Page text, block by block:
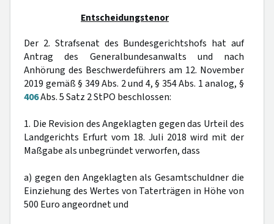
Entscheidungstenor
Der 2. Strafsenat des Bundesgerichtshofs hat auf
Antrag des Generalbundesanwalts und nach
Anhörung des Beschwerdeführers am 12. November
2019 gemäß § 349 Abs. 2 und 4, § 354 Abs. 1 analog, §
406Abs. 5 Satz 2 StPO beschlossen:
1. Die Revision des Angeklagten gegen das Urteil des
Landgerichts Erfurt vom 18. Juli 2018 wird mit der
Maßgabe als unbegründet verworfen, dass
a) gegen den Angeklagten als Gesamtschuldner die
Einziehung des Wertes von Taterträgen in Höhe von
500 Euro angeordnet und